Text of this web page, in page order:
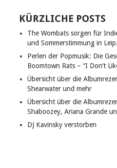
KÜRZLICHE POSTS
The Wombats sorgen für
und Sommerstimmung in
Perlen der Popmusik: Die
Boomtown Rats – “I Don’t
Übersicht über die
Shearwater und mehr
Übersicht über die
Shaboozey, Ariana Grande
DJ Kavinsky verstorben